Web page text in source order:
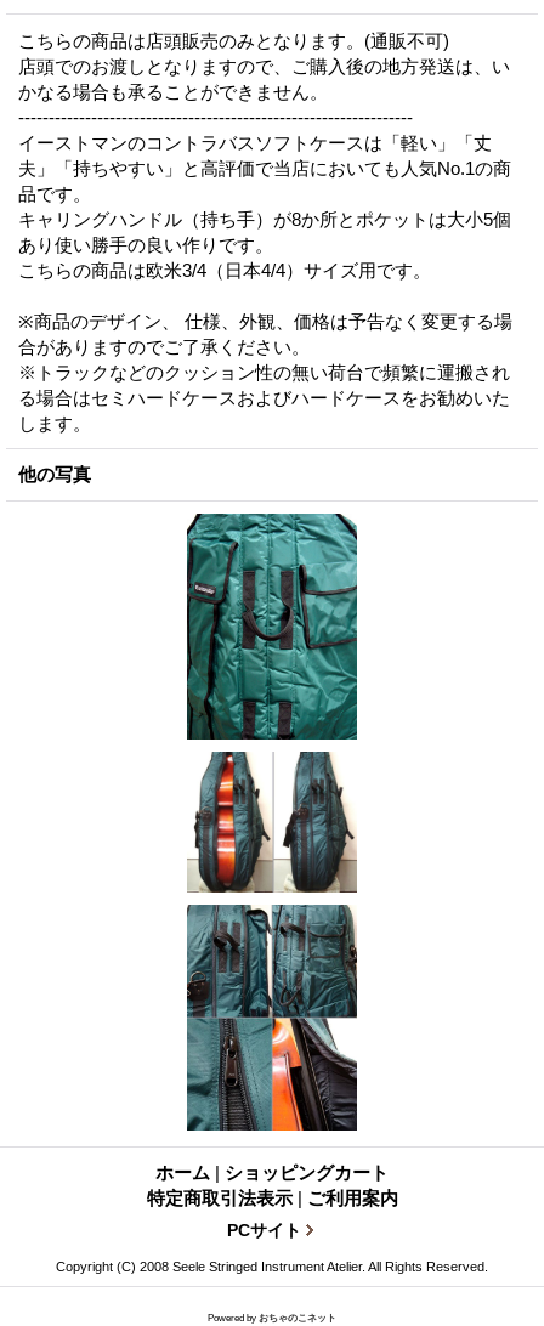
こちらの商品は店頭販売のみとなります。(通販不可)
店頭でのお渡しとなりますので、ご購入後の地方発送は、い
かなる場合も承ることができません。
-----------------------------------------------------------------
イーストマンのコントラバスソフトケースは「軽い」「丈
夫」「持ちやすい」と高評価で当店においても人気No.1の商
品です。
キャリングハンドル（持ち手）が8か所とポケットは大小5個
あり使い勝手の良い作りです。
こちらの商品は欧米3/4（日本4/4）サイズ用です。
※商品のデザイン、 仕様、外観、価格は予告なく変更する場
合がありますのでご了承ください。
※トラックなどのクッション性の無い荷台で頻繁に運搬され
る場合はセミハードケースおよびハードケースをお勧めいた
します。
他の写真
ホーム
ショッピングカート
特定商取引法表示
ご利用案内
PCサイト
Copyright (C) 2008 Seele Stringed Instrument Atelier. All Rights Reserved.
Powered by おちゃのこネット